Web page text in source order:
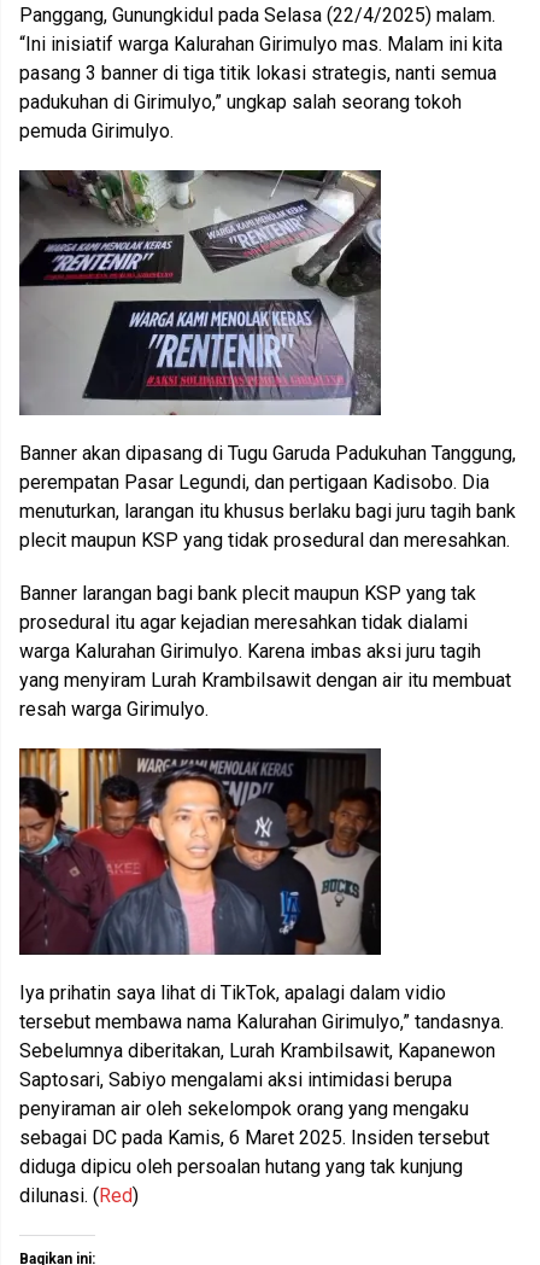
Panggang, Gunungkidul pada Selasa (22/4/2025) malam.
“Ini inisiatif warga Kalurahan Girimulyo mas. Malam ini kita
pasang 3 banner di tiga titik lokasi strategis, nanti semua
padukuhan di Girimulyo,” ungkap salah seorang tokoh
pemuda Girimulyo.
Banner akan dipasang di Tugu Garuda Padukuhan Tanggung,
perempatan Pasar Legundi, dan pertigaan Kadisobo. Dia
menuturkan, larangan itu khusus berlaku bagi juru tagih bank
plecit maupun KSP yang tidak prosedural dan meresahkan.
Banner larangan bagi bank plecit maupun KSP yang tak
prosedural itu agar kejadian meresahkan tidak dialami
warga Kalurahan Girimulyo. Karena imbas aksi juru tagih
yang menyiram Lurah Krambilsawit dengan air itu membuat
resah warga Girimulyo.
Iya prihatin saya lihat di TikTok, apalagi dalam vidio
tersebut membawa nama Kalurahan Girimulyo,” tandasnya.
Sebelumnya diberitakan, Lurah Krambilsawit, Kapanewon
Saptosari, Sabiyo mengalami aksi intimidasi berupa
penyiraman air oleh sekelompok orang yang mengaku
sebagai DC pada Kamis, 6 Maret 2025. Insiden tersebut
diduga dipicu oleh persoalan hutang yang tak kunjung
dilunasi. (Red)
Bagikan ini: